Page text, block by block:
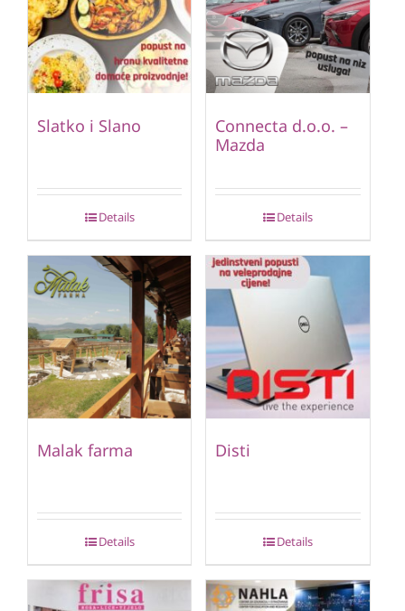
Slatko i Slano
Details
Connecta d.o.o. –
Mazda
Details
Malak farma
Details
Disti
Details